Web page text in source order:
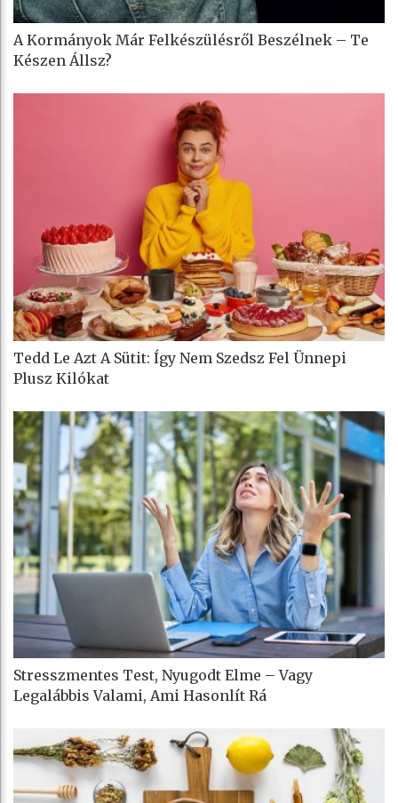
A Kormányok Már Felkészülésről Beszélnek – Te
Készen Állsz?
Tedd Le Azt A Sütit: Így Nem Szedsz Fel Ünnepi
Plusz Kilókat
Stresszmentes Test, Nyugodt Elme – Vagy
Legalábbis Valami, Ami Hasonlít Rá